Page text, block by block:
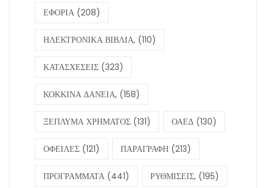
ΕΦΟΡΙΑ (208)
ΗΛΕΚΤΡΟΝΙΚΑ ΒΙΒΛΙΑ, (110)
ΚΑΤΑΣΧΕΣΕΙΣ (323)
ΚΟΚΚΙΝΑ ΔΑΝΕΙΑ, (158)
ΞΕΠΛΥΜΑ ΧΡΗΜΑΤΟΣ (131) ΟΑΕΔ (130)
ΟΦΕΙΛΕΣ (121) ΠΑΡΑΓΡΑΦΗ (213)
ΠΡΟΓΡΑΜΜΑΤΑ (441) ΡΥΘΜΙΣΕΙΣ, (195)